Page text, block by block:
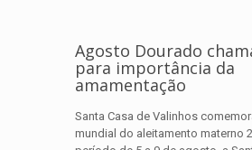
Agosto Dourado
para importância da
amamentação
Santa Casa de Valinhos
mundial do aleitamento materno